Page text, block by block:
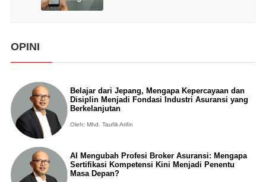
OPINI
Belajar dari Jepang, Mengapa Kepercayaan dan
Disiplin Menjadi Fondasi Industri Asuransi yang
Berkelanjutan
Oleh: Mhd. Taufik Arifin
AI Mengubah Profesi Broker Asuransi: Mengapa
Sertifikasi Kompetensi Kini Menjadi Penentu
Masa Depan?